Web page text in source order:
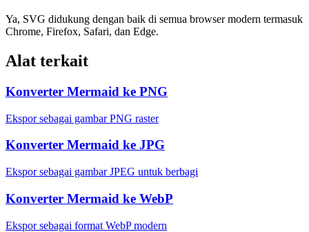
Ya, SVG didukung dengan baik di semua browser modern termasuk
Chrome, Firefox, Safari, dan Edge.
Alat terkait
Konverter Mermaid ke PNG
Ekspor sebagai gambar PNG raster
Konverter Mermaid ke JPG
Ekspor sebagai gambar JPEG untuk berbagi
Konverter Mermaid ke WebP
Ekspor sebagai format WebP modern